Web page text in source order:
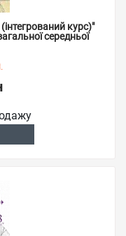
(інтегрований курс)"
середньої